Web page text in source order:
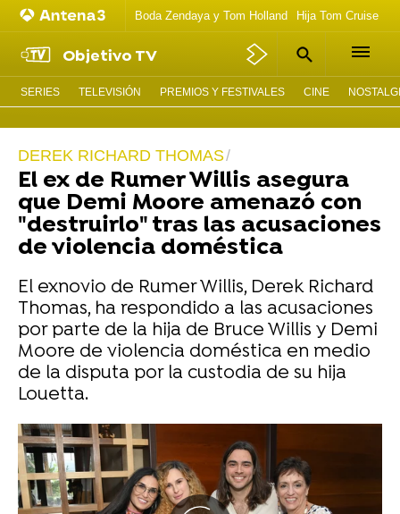
Boda Zendaya y Tom Holland Hija Tom Cruise
Objetivo TV
SERIES TELEVISIÓN PREMIOS Y FESTIVALES CINE
DEREK RICHARD THOMAS
El ex de Rumer Willis asegura
que Demi Moore amenazó con
"destruirlo" tras las acusaciones
de violencia doméstica
El exnovio de Rumer Willis, Derek Richard
Thomas, ha respondido a las acusaciones
por parte de la hija de Bruce Willis y Demi
Moore de violencia doméstica en medio
de la disputa por la custodia de su hija
Louetta.